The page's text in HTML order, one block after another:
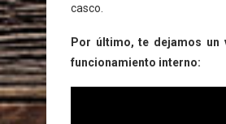
casco.
Por último, te dejamos un
funcionamiento interno: